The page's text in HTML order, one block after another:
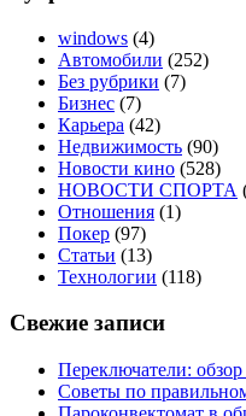
windows (4)
Автомобили (252)
Без рубрики (7)
Бизнес (7)
Карьера (42)
Недвижимость (90)
Новости кино (528)
НОВОСТИ СПОРТА
Отношения (1)
Покер (97)
Статьи (13)
Технологии (118)
Свежие записи
Переключатели:
Советы по